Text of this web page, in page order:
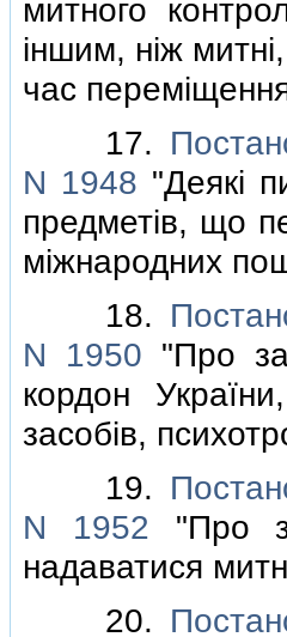
митного
iншим, нiж митнi,
час
17.
N 1948 "Деякi
предметiв, що
мiжнародних
18.
N 1950 "Про
кордон
засобiв,
19.
N 1952 "Про
надаватися
20.